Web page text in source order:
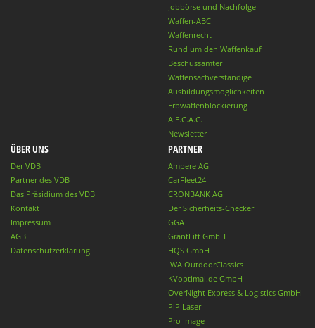
Jobbörse und Nachfolge
Waffen-ABC
Waffenrecht
Rund um den Waffenkauf
Beschussämter
Waffensachverständige
Ausbildungsmöglichkeiten
Erbwaffenblockierung
A.E.C.A.C.
Newsletter
ÜBER UNS
Der VDB
Partner des VDB
Das Präsidium des VDB
Kontakt
Impressum
AGB
Datenschutzerklärung
PARTNER
Ampere AG
CarFleet24
CRONBANK AG
Der Sicherheits-Checker
GGA
GrantLift GmbH
HQS GmbH
IWA OutdoorClassics
KVoptimal.de GmbH
OverNight Express & Logistics GmbH
PiP Laser
Pro Image